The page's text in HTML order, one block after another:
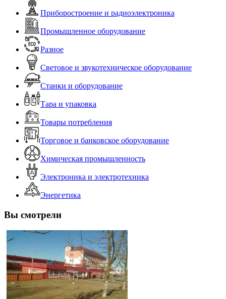
Приборостроение и радиоэлектроника
Промышленное оборудование
Разное
Световое и звукотехническое оборудование
Станки и оборудование
Тара и упаковка
Товары потребления
Торговое и банковское оборудование
Химическая промышленность
Электроника и электротехника
Энергетика
Вы смотрели